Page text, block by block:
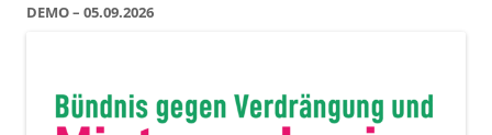
DEMO – 05.09.2026